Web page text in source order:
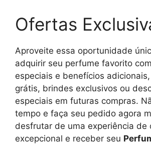
Ofertas
Aproveite essa oportunidade
adquirir seu perfume favorito
especiais e benefícios
grátis, brindes exclusivos ou
especiais em futuras compras.
tempo e faça seu pedido agora
desfrutar de uma experiência de
excepcional e receber seu